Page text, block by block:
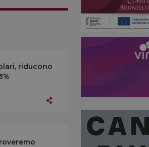
riducono